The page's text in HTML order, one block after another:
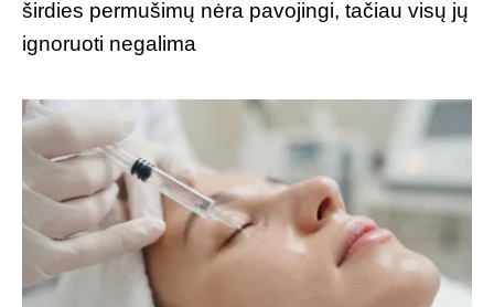
širdies permušimų nėra pavojingi, tačiau visų jų
ignoruoti negalima